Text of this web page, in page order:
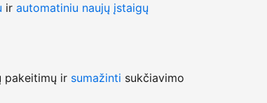
ir automatiniu naujų įstaigų
pakeitimų ir sumažinti sukčiavimo